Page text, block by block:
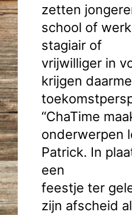
zetten
school of
stagiair of
vrijwilliger in
krijgen
“ChaTime
onderwerpen
Patrick. In
een
feestje ter
zijn afscheid